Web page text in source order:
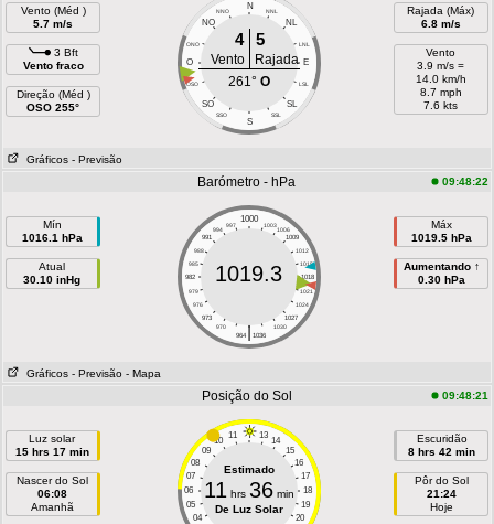
Vento (Méd )
5.7 m/s
3 Bft
Vento fraco
Direção (Méd )
OSO 255°
N
NNO NNL
NO NL
ONO LNL
O E
OSO LSL
SO SL
SSO SSL
S
4 5
Vento
Rajada
261° O
Rajada (Máx)
6.8 m/s
Vento
3.9 m/s =
14.0 km/h
8.7 mph
7.6 kts
Gráficos - Previsão
Barómetro - hPa 09:48:22
Mín
1016.1 hPa
Atual
30.10 inHg
1000
997 1003
994
1006
991
1009
988
1012
985
1015
982
1018
979
1021
976
1024
973
1027
970
1030
|
964 1036
1019.3
Máx
1019.5 hPa
Aumentando ↑
0.30 hPa
Gráficos - Previsão - Mapa
Posição do Sol 09:48:21
Luz solar
15 hrs 17 min
Nascer do Sol
06:08
Amanhã
11 13
10
14
09
15
08
16
07
17
06
18
05
19
04
20
Estimado
11 hrs 36min
De Luz Solar
Escuridão
8 hrs 42 min
Pôr do Sol
21:24
Hoje